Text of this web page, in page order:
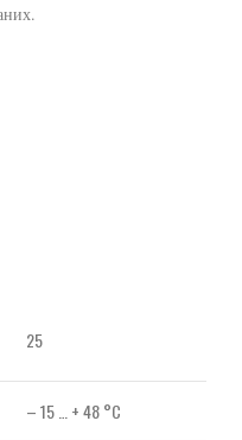
25
– 15 … + 48 °C